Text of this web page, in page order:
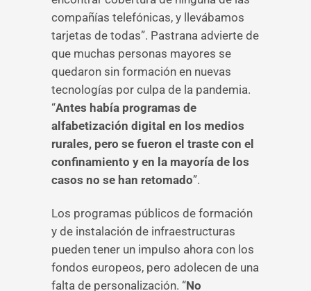
compañías telefónicas, y llevábamos
tarjetas de todas”. Pastrana advierte de
que muchas personas mayores se
quedaron sin formación en nuevas
tecnologías por culpa de la pandemia.
“Antes había programas de
alfabetización digital en los medios
rurales, pero se fueron el traste con el
confinamiento y en la mayoría de los
casos no se han retomado”.
Los programas públicos de formación
y de instalación de infraestructuras
pueden tener un impulso ahora con los
fondos europeos, pero adolecen de una
falta de personalización. “No